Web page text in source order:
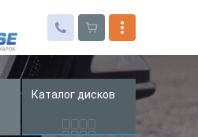
Каталог дисков